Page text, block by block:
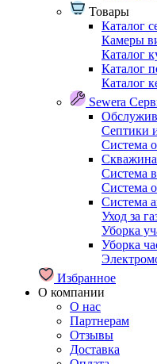
Товары
Каталог
Камеры
Каталог
Каталог
Каталог
Sewera
Септики
Система
Система
Система
Система
Уход за
Уборка
Уборка
Избранное
О компании
О нас
Партнерам
Отзывы
Доставка